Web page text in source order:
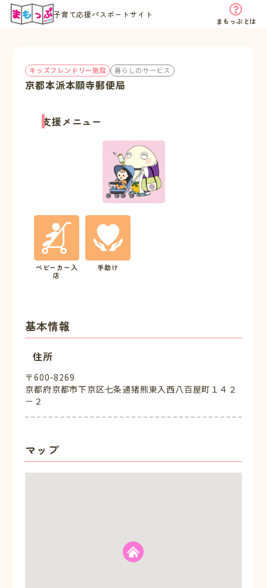
子育て応援パスポートサイト
まもっぷとは
キッズフレンドリー施設 暮らしのサービス
京都本派本願寺郵便局
支援メニュー
ベビーカー入
店
手助け
基本情報
住所
〒600-8269
京都府京都市下京区七条通猪熊東入西八百屋町１４２
－２
マップ